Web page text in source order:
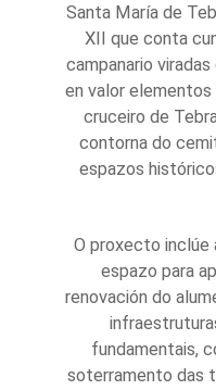
Santa María de
XII que conta
campanario
en valor
cruceiro de
contorna do
espazos
O proxecto inclúe
espazo para
renovación do
fundamentais,
soterramento das